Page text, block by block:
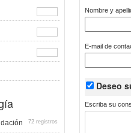
72 registros
Nombre y
E-mail de
Deseo
Escriba su